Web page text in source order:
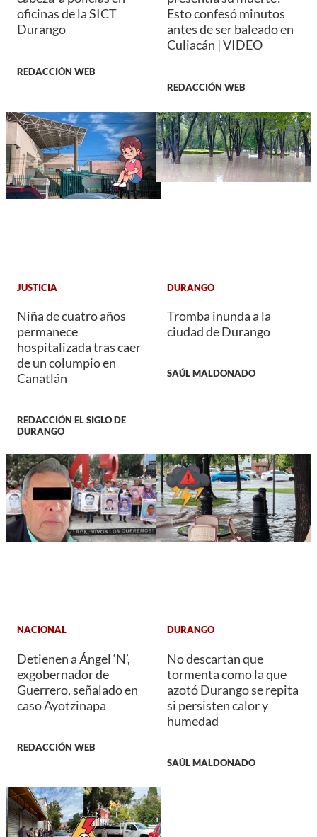
oficinas de la SICT
Durango
REDACCIÓN WEB
Esto confesó minutos
antes de ser baleado en
Culiacán | VIDEO
REDACCIÓN WEB
JUSTICIA
Niña de cuatro años
permanece
hospitalizada tras caer
de un columpio en
Canatlán
REDACCIÓN EL SIGLO DE
DURANGO
DURANGO
Tromba inunda a la
ciudad de Durango
SAÚL MALDONADO
NACIONAL
Detienen a Ángel ‘N’,
exgobernador de
Guerrero, señalado en
caso Ayotzinapa
REDACCIÓN WEB
DURANGO
No descartan que
tormenta como la que
azotó Durango se repita
si persisten calor y
humedad
SAÚL MALDONADO